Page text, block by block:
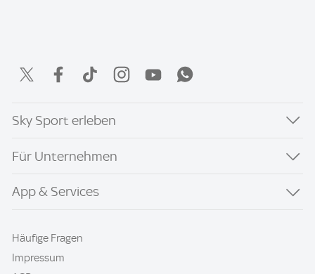
Sky Sport erleben
Für Unternehmen
App & Services
Häufige Fragen
Impressum